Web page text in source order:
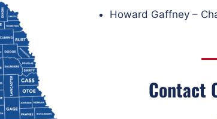
Howard Gaffney –
Contact